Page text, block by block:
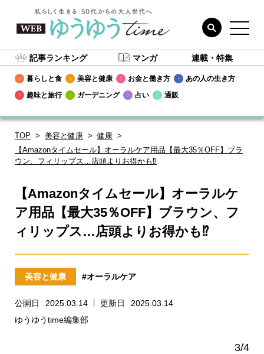
記事ランキング マンガ 連載・特集
暮らしと食 美容と健康 お金と働き方
あの人の生き方
趣味と旅行
ガーデニング 占い 通販
TOP 美容と健康
健康
【Amazonタイムセール】オーラルケア用品【最大35％OFF】ブラ
ウン、フィリップス…店頭よりお得かも⁉
【Amazonタイムセール】オーラルケ
ア用品【最大35％OFF】ブラウン、フ
ィリップス…店頭よりお得かも⁉
美容と健康 #オーラルケア
公開日 2025.03.14 更新日
2025.03.14
ゆうゆうtime編集部
3/4